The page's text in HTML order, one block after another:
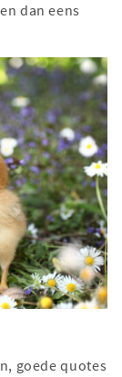
dan eens
goede quotes